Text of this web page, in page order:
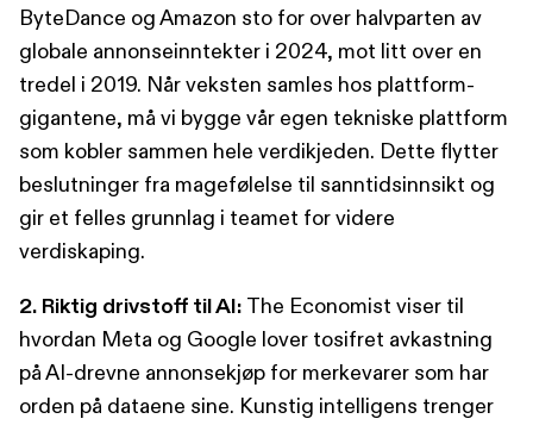
ByteDance og Amazon sto for over halvparten av
globale annonseinntekter i 2024, mot litt over en
tredel i 2019. Når veksten samles hos plattform-
gigantene, må vi bygge vår egen tekniske plattform
som kobler sammen hele verdikjeden. Dette flytter
beslutninger fra magefølelse til sanntidsinnsikt og
gir et felles grunnlag i teamet for videre
verdiskaping.
2. Riktig drivstoff til AI: The Economist viser til
hvordan Meta og Google lover tosifret avkastning
på AI-drevne annonsekjøp for merkevarer som har
orden på dataene sine. Kunstig intelligens trenger